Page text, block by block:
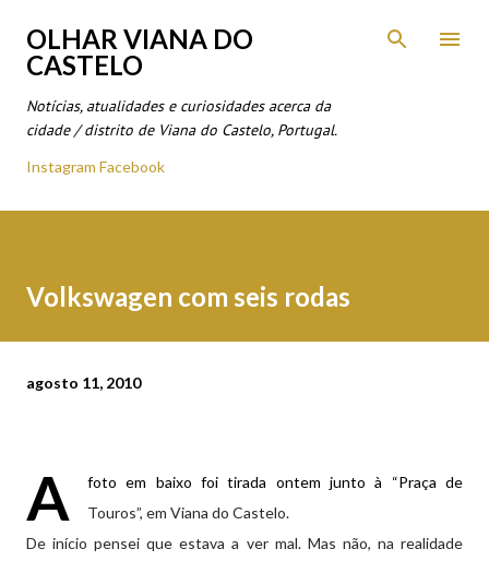
Avançar para o conteúdo principal
OLHAR VIANA DO
CASTELO
Notícias, atualidades e curiosidades acerca da
cidade / distrito de Viana do Castelo, Portugal.
Instagram Facebook
Volkswagen com seis rodas
agosto 11, 2010
A
foto em baixo foi tirada ontem junto à “Praça de
Touros”, em Viana do Castelo.
De início pensei que estava a ver mal. Mas não, na realidade